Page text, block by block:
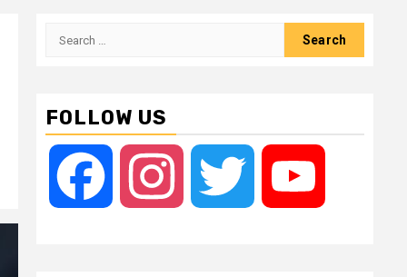
Search
FOLLOW US
Facebook Instagram Twitter